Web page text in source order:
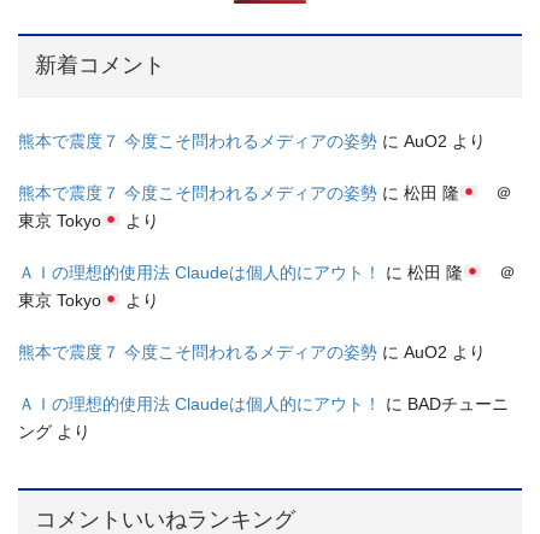
新着コメント
熊本で震度７ 今度こそ問われるメディアの姿勢 に AuO2 より
熊本で震度７ 今度こそ問われるメディアの姿勢 に 松田 隆
＠
東京 Tokyo
より
ＡＩの理想的使用法 Claudeは個人的にアウト！ に 松田 隆
＠
東京 Tokyo
より
熊本で震度７ 今度こそ問われるメディアの姿勢 に AuO2 より
ＡＩの理想的使用法 Claudeは個人的にアウト！ に BADチューニ
ング より
コメントいいねランキング